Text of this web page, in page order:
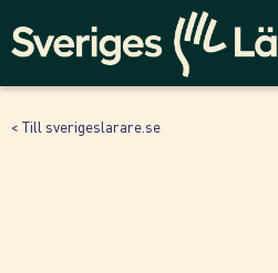
< Till sverigeslarare.se